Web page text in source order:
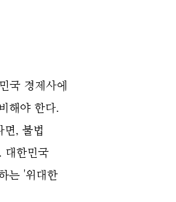
국 경제사에
해야 한다.
면, 불법
대한민국
는 '위대한